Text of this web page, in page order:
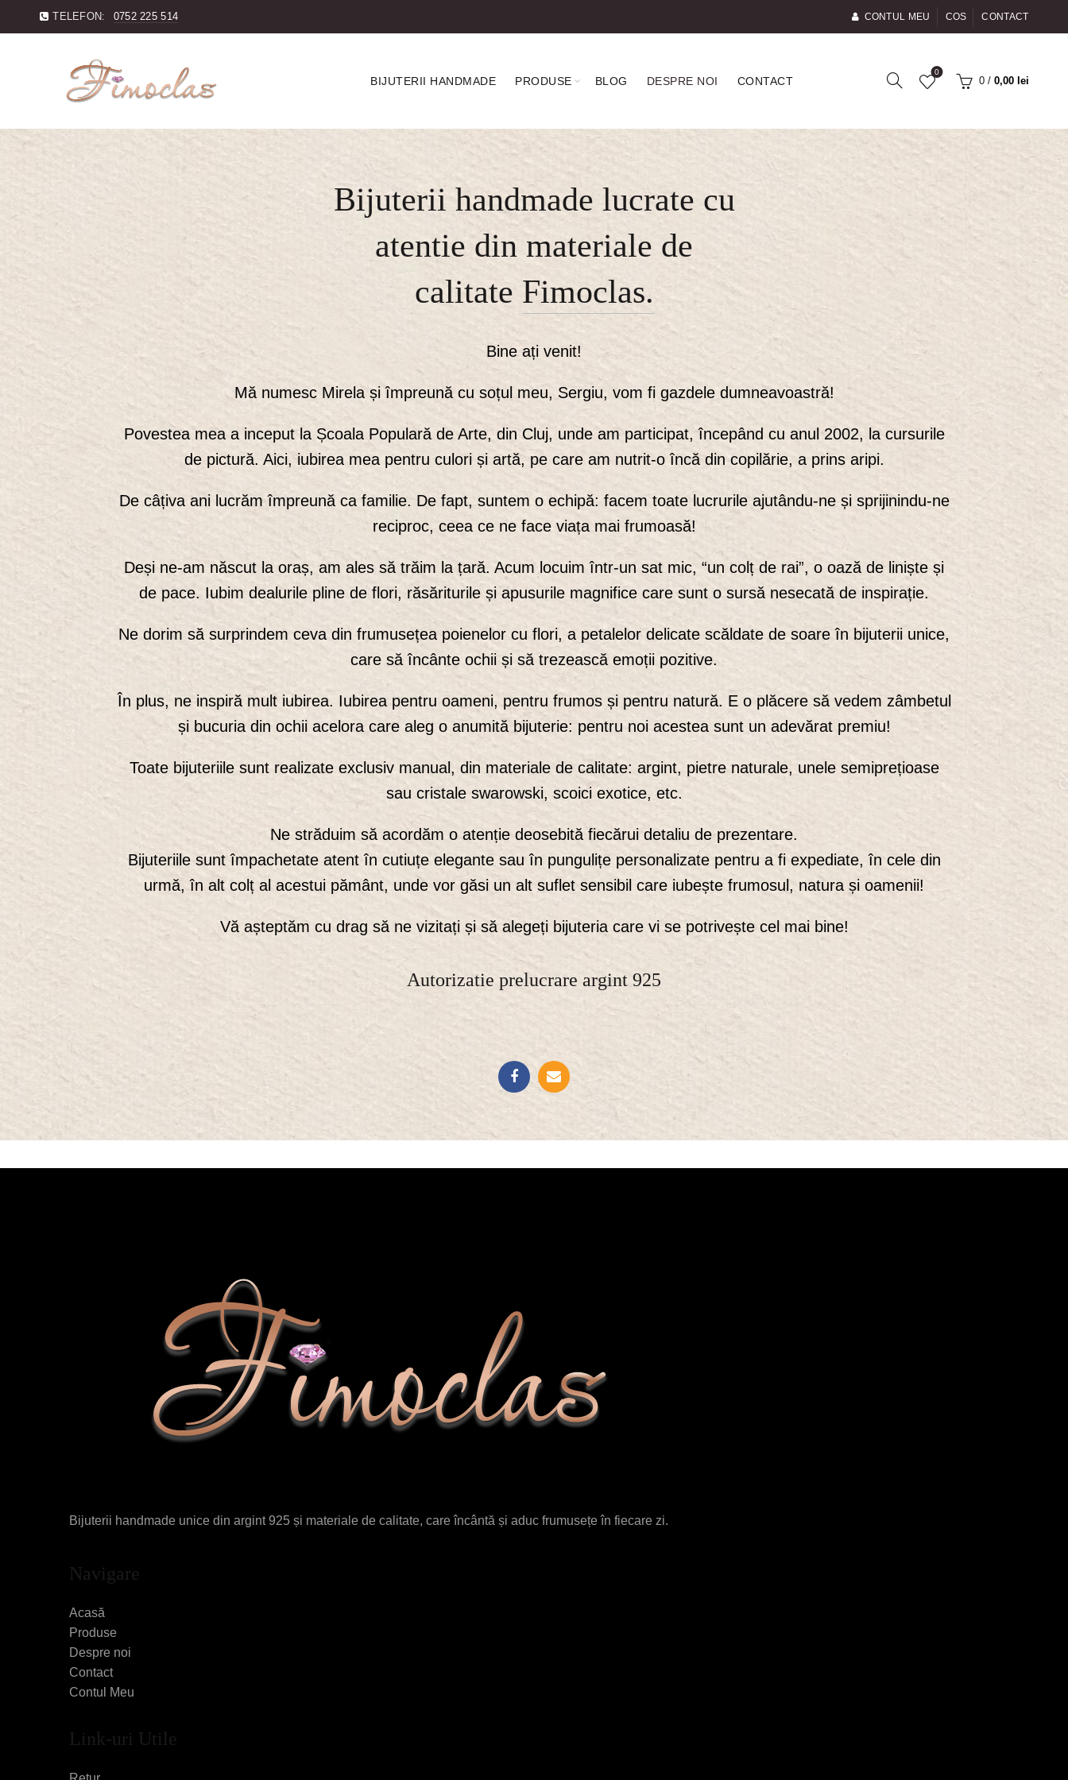
TELEFON: 0752 225 514 CONTUL MEU COS CONTACT
BIJUTERII HANDMADE PRODUSE BLOG DESPRE NOI CONTACT
0
0 / 0,00 lei
Bijuterii handmade lucrate cu
atentie din materiale de
calitate Fimoclas.
Bine ați venit!
Mă numesc Mirela și împreună cu soțul meu, Sergiu, vom fi gazdele dumneavoastră!
Povestea mea a inceput la Școala Populară de Arte, din Cluj, unde am participat, începând cu anul 2002, la cursurile
de pictură. Aici, iubirea mea pentru culori și artă, pe care am nutrit-o încă din copilărie, a prins aripi.
De câțiva ani lucrăm împreună ca familie. De fapt, suntem o echipă: facem toate lucrurile ajutându-ne și sprijinindu-ne
reciproc, ceea ce ne face viața mai frumoasă!
Deși ne-am născut la oraș, am ales să trăim la țară. Acum locuim într-un sat mic, “un colț de rai”, o oază de liniște și
de pace. Iubim dealurile pline de flori, răsăriturile și apusurile magnifice care sunt o sursă nesecată de inspirație.
Ne dorim să surprindem ceva din frumusețea poienelor cu flori, a petalelor delicate scăldate de soare în bijuterii unice,
care să încânte ochii și să trezească emoții pozitive.
În plus, ne inspiră mult iubirea. Iubirea pentru oameni, pentru frumos și pentru natură. E o plăcere să vedem zâmbetul
și bucuria din ochii acelora care aleg o anumită bijuterie: pentru noi acestea sunt un adevărat premiu!
Toate bijuteriile sunt realizate exclusiv manual, din materiale de calitate: argint, pietre naturale, unele semiprețioase
sau cristale swarowski, scoici exotice, etc.
Ne străduim să acordăm o atenție deosebită fiecărui detaliu de prezentare.
Bijuteriile sunt împachetate atent în cutiuțe elegante sau în pungulițe personalizate pentru a fi expediate, în cele din
urmă, în alt colț al acestui pământ, unde vor găsi un alt suflet sensibil care iubește frumosul, natura și oamenii!
Vă așteptăm cu drag să ne vizitați și să alegeți bijuteria care vi se potrivește cel mai bine!
Autorizatie prelucrare argint 925
Bijuterii handmade unice din argint 925 și materiale de calitate, care încântă și aduc frumusețe în fiecare zi.
Navigare
Acasă
Produse
Despre noi
Contact
Contul Meu
Link-uri Utile